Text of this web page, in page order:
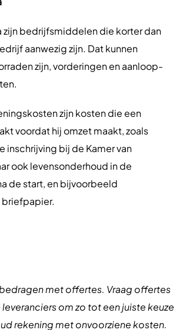
bedrijfsmiddelen die korter dan
aanwezig zijn. Dat kunnen
zijn, vorderingen en aanloop-
zijn kosten die een
voordat hij omzet maakt, zoals
inschrijving bij de Kamer van
ook levensonderhoud in de
de start, en bijvoorbeeld
briefpapier.
met offertes. Vraag offertes
om zo tot een juiste keuze
rekening met onvoorziene kosten.